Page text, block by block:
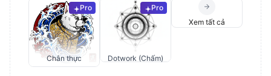
Pro
Chân thực
Pro
Dotwork (Chấm)
Xem tất cả